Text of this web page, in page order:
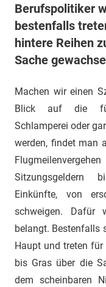
Berufspolitiker
bestenfalls
hintere Reihen
Sache
Machen wir einen
Blick auf die
Schlamperei oder
werden, findet man
Sitzungsgeldern
Einkünfte, von
schweigen. Dafür
belangt. Bestenfalls
Haupt und treten für
bis Gras über die
dem scheinbaren